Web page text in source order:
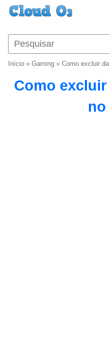
Início » Gaming » Como excluir
Como
no